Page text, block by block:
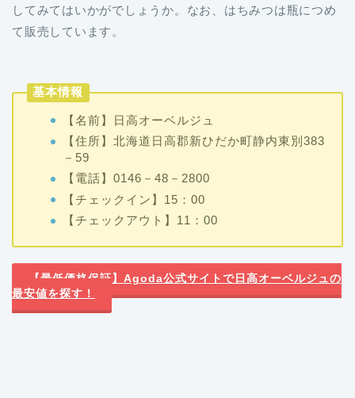
してみてはいかがでしょうか。なお、はちみつは瓶につめ
て販売しています。
基本情報
【名前】日高オーベルジュ
【住所】北海道日高郡新ひだか町静内東別383
－59
【電話】0146－48－2800
【チェックイン】15：00
【チェックアウト】11：00
【最低価格保証】Agoda公式サイトで日高オーベルジュの
最安値を探す！